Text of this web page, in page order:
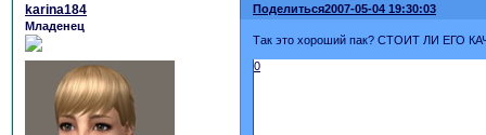
Поделиться2007-05-04 19:30:03
karina184
Младенец
Так это хороший пак? СТОИТ ЛИ ЕГО
0